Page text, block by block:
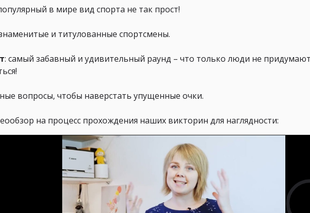
в мире вид спорта не так прост!
и титулованные спортсмены.
: самый забавный и удивительный раунд – что только люди не
вопросы, чтобы наверстать упущенные очки.
на процесс прохождения наших викторин для наглядности: